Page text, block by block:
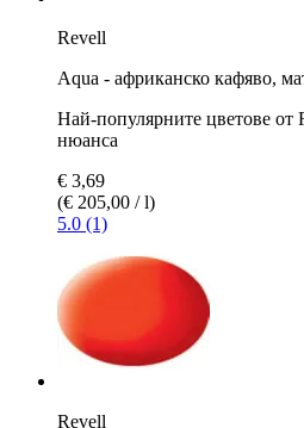
Revell
Aqua - африканско кафяво,
Най-популярните цветове от
нюанса
€ 3,69
(€ 205,00 / l)
5.0 (1)
Revell